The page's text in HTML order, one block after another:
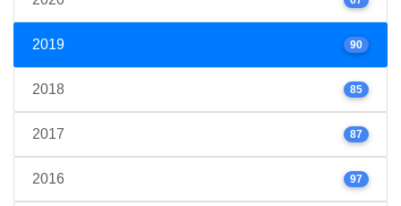
2019 90
2018 85
2017 87
2016 97